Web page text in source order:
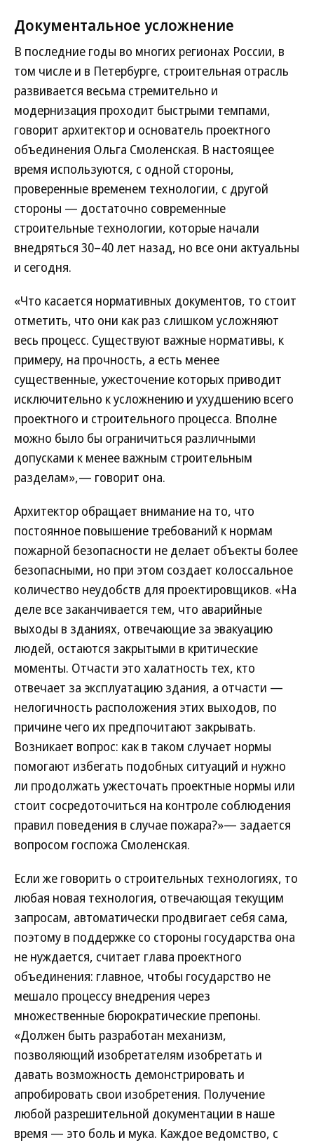
Документальное усложнение
В последние годы во многих регионах России, в
том числе и в Петербурге, строительная отрасль
развивается весьма стремительно и
модернизация проходит быстрыми темпами,
говорит архитектор и основатель проектного
объединения Ольга Смоленская. В настоящее
время используются, с одной стороны,
проверенные временем технологии, с другой
стороны — достаточно современные
строительные технологии, которые начали
внедряться 30–40 лет назад, но все они актуальны
и сегодня.
«Что касается нормативных документов, то стоит
отметить, что они как раз слишком усложняют
весь процесс. Существуют важные нормативы, к
примеру, на прочность, а есть менее
существенные, ужесточение которых приводит
исключительно к усложнению и ухудшению всего
проектного и строительного процесса. Вполне
можно было бы ограничиться различными
допусками к менее важным строительным
разделам»,— говорит она.
Архитектор обращает внимание на то, что
постоянное повышение требований к нормам
пожарной безопасности не делает объекты более
безопасными, но при этом создает колоссальное
количество неудобств для проектировщиков. «На
деле все заканчивается тем, что аварийные
выходы в зданиях, отвечающие за эвакуацию
людей, остаются закрытыми в критические
моменты. Отчасти это халатность тех, кто
отвечает за эксплуатацию здания, а отчасти —
нелогичность расположения этих выходов, по
причине чего их предпочитают закрывать.
Возникает вопрос: как в таком случает нормы
помогают избегать подобных ситуаций и нужно
ли продолжать ужесточать проектные нормы или
стоит сосредоточиться на контроле соблюдения
правил поведения в случае пожара?»— задается
вопросом госпожа Смоленская.
Если же говорить о строительных технологиях, то
любая новая технология, отвечающая текущим
запросам, автоматически продвигает себя сама,
поэтому в поддержке со стороны государства она
не нуждается, считает глава проектного
объединения: главное, чтобы государство не
мешало процессу внедрения через
множественные бюрократические препоны.
«Должен быть разработан механизм,
позволяющий изобретателям изобретать и
давать возможность демонстрировать и
апробировать свои изобретения. Получение
любой разрешительной документации в наше
время — это боль и мука. Каждое ведомство, с